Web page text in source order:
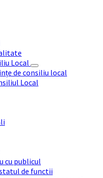
Local
de consiliu local
Local
cu publicul
de functii